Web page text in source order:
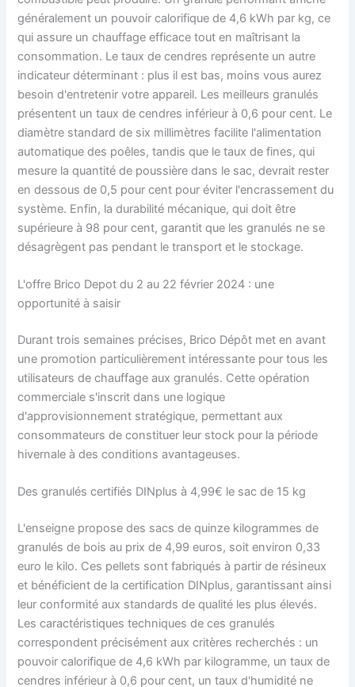
généralement un pouvoir calorifique de 4,6 kWh par kg, ce
qui assure un chauffage efficace tout en maîtrisant la
consommation. Le taux de cendres représente un autre
indicateur déterminant : plus il est bas, moins vous aurez
besoin d'entretenir votre appareil. Les meilleurs granulés
présentent un taux de cendres inférieur à 0,6 pour cent. Le
diamètre standard de six millimètres facilite l'alimentation
automatique des poêles, tandis que le taux de fines, qui
mesure la quantité de poussière dans le sac, devrait rester
en dessous de 0,5 pour cent pour éviter l'encrassement du
système. Enfin, la durabilité mécanique, qui doit être
supérieure à 98 pour cent, garantit que les granulés ne se
désagrègent pas pendant le transport et le stockage.
L'offre Brico Depot du 2 au 22 février 2024 : une
opportunité à saisir
Durant trois semaines précises, Brico Dépôt met en avant
une promotion particulièrement intéressante pour tous les
utilisateurs de chauffage aux granulés. Cette opération
commerciale s'inscrit dans une logique
d'approvisionnement stratégique, permettant aux
consommateurs de constituer leur stock pour la période
hivernale à des conditions avantageuses.
Des granulés certifiés DINplus à 4,99€ le sac de 15 kg
L'enseigne propose des sacs de quinze kilogrammes de
granulés de bois au prix de 4,99 euros, soit environ 0,33
euro le kilo. Ces pellets sont fabriqués à partir de résineux
et bénéficient de la certification DINplus, garantissant ainsi
leur conformité aux standards de qualité les plus élevés.
Les caractéristiques techniques de ces granulés
correspondent précisément aux critères recherchés : un
pouvoir calorifique de 4,6 kWh par kilogramme, un taux de
cendres inférieur à 0,6 pour cent, un taux d'humidité ne